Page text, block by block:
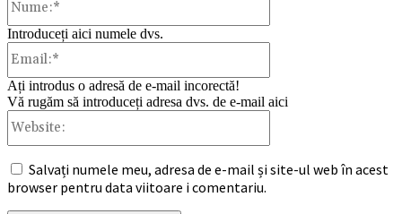
Introduceți aici numele dvs.
Ați introdus o adresă de e-mail incorectă!
Vă rugăm să introduceți adresa dvs. de e-mail aici
Salvați numele meu, adresa de e-mail și site-ul web în acest
browser pentru data viitoare i comentariu.